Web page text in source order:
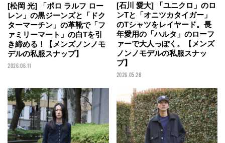
[松岡 光] 「ポロ ラルフ ロー
レン」の黒ジーンズと「ドク
ターマーチン」の革靴で「フ
ァミリーマート」の白Tを引
き締める！【メンズノンノモ
デルの私服スナップ】
2026.06.11
[石川 愛大] 「ユニクロ」のロ
ンTと「オニツカタイガー」
のTシャツをレイヤード。長
年愛用の「ハルタ」のローフ
ァーで大人っぽく。【メンズ
ノンノモデルの私服スナッ
プ】
2026.05.28